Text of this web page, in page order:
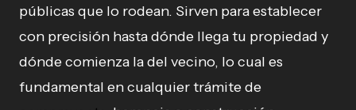
públicas que lo rodean. Sirven para establecer
con precisión hasta dónde llega tu propiedad y
dónde comienza la del vecino, lo cual es
fundamental en cualquier trámite de